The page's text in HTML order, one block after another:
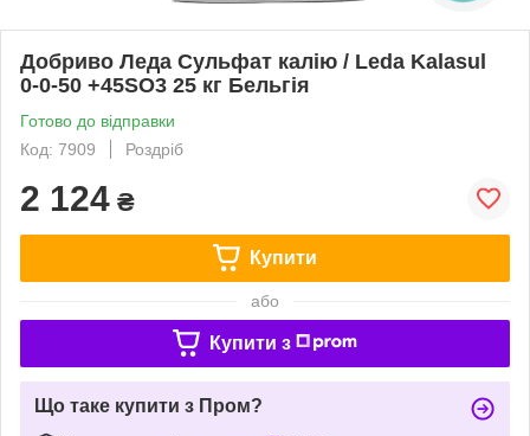
Добриво Леда Сульфат калію / Leda Kalasul
0-0-50 +45SO3 25 кг Бельгія
Готово до відправки
Код: 7909
Роздріб
2 124 ₴
Купити
або
Купити з
Що таке купити з Пром?